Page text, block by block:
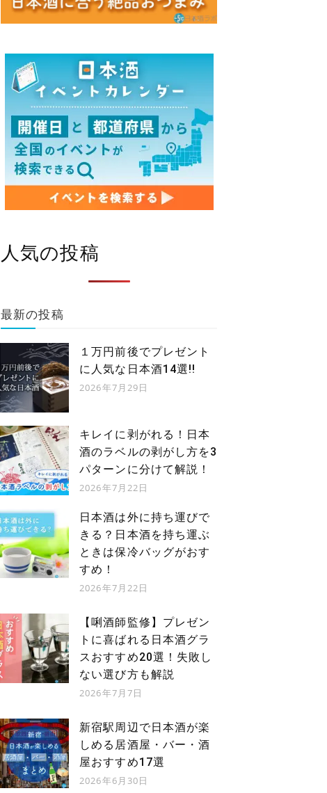
人気の投稿
最新の投稿
１万円前後でプレゼント
に人気な日本酒14選!!
2026年7月29日
キレイに剥がれる！日本
酒のラベルの剥がし方を3
パターンに分けて解説！
2026年7月22日
日本酒は外に持ち運びで
きる？日本酒を持ち運ぶ
ときは保冷バッグがおす
すめ！
2026年7月22日
【唎酒師監修】プレゼン
トに喜ばれる日本酒グラ
スおすすめ20選！失敗し
ない選び方も解説
2026年7月7日
新宿駅周辺で日本酒が楽
しめる居酒屋・バー・酒
屋おすすめ17選
2026年6月30日